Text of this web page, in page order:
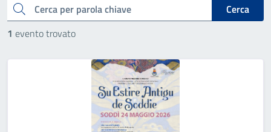
cerca
Cerca
1 evento trovato